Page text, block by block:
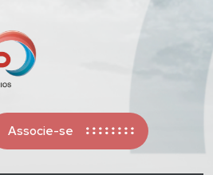
Associe-se